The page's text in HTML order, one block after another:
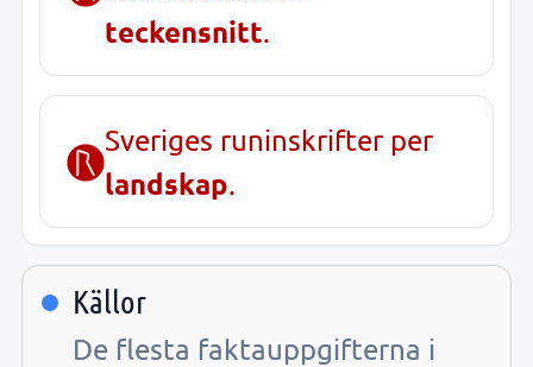
teckensnitt.
Sveriges runinskrifter per
landskap.
Källor
De flesta faktauppgifterna i